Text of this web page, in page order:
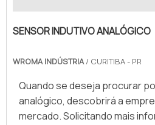
SENSOR INDUTIVO ANALÓGICO
WROMA INDÚSTRIA/ CURITIBA - PR
Quando se deseja procurar
analógico, descobrirá a
mercado. Solicitando mais